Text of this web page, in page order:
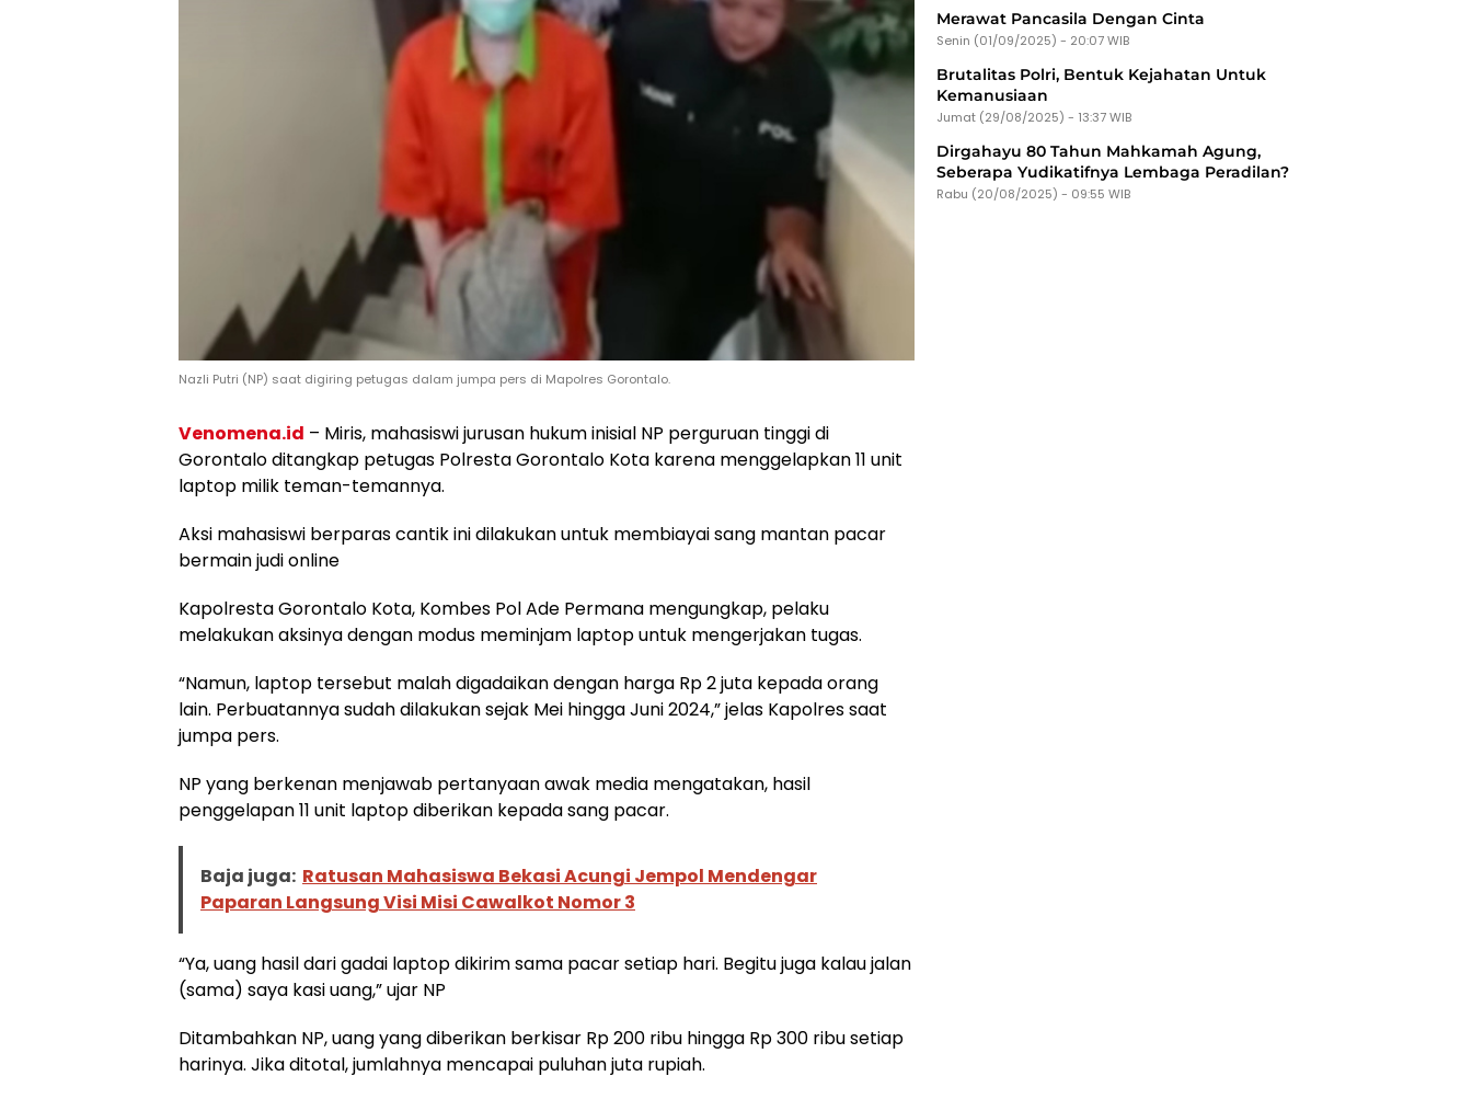
Nazli Putri (NP) saat digiring petugas dalam jumpa pers di Mapolres Gorontalo.
Venomena.id – Miris, mahasiswi jurusan hukum inisial NP perguruan tinggi di
Gorontalo ditangkap petugas Polresta Gorontalo Kota karena menggelapkan 11 unit
laptop milik teman-temannya.
Aksi mahasiswi berparas cantik ini dilakukan untuk membiayai sang mantan pacar
bermain judi online
Kapolresta Gorontalo Kota, Kombes Pol Ade Permana mengungkap, pelaku
melakukan aksinya dengan modus meminjam laptop untuk mengerjakan tugas.
“Namun, laptop tersebut malah digadaikan dengan harga Rp 2 juta kepada orang
lain. Perbuatannya sudah dilakukan sejak Mei hingga Juni 2024,” jelas Kapolres saat
jumpa pers.
NP yang berkenan menjawab pertanyaan awak media mengatakan, hasil
penggelapan 11 unit laptop diberikan kepada sang pacar.
Baja juga: Ratusan Mahasiswa Bekasi Acungi Jempol Mendengar
Paparan Langsung Visi Misi Cawalkot Nomor 3
“Ya, uang hasil dari gadai laptop dikirim sama pacar setiap hari. Begitu juga kalau jalan
(sama) saya kasi uang,” ujar NP
Ditambahkan NP, uang yang diberikan berkisar Rp 200 ribu hingga Rp 300 ribu setiap
harinya. Jika ditotal, jumlahnya mencapai puluhan juta rupiah.
Merawat Pancasila Dengan Cinta
Senin (01/09/2025) - 20:07 WIB
Brutalitas Polri, Bentuk Kejahatan Untuk
Kemanusiaan
Jumat (29/08/2025) - 13:37 WIB
Dirgahayu 80 Tahun Mahkamah Agung,
Seberapa Yudikatifnya Lembaga Peradilan?
Rabu (20/08/2025) - 09:55 WIB